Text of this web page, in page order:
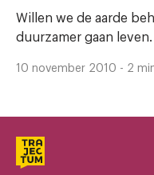
Willen we de aarde
duurzamer gaan
10 november 2010 - 2